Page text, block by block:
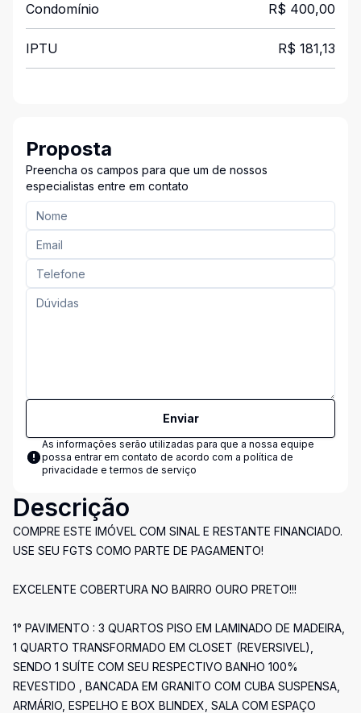
Condomínio R$ 400,00
IPTU R$ 181,13
Proposta
Preencha os campos para que um de nossos
especialistas entre em contato
Enviar
As informações serão utilizadas para que a nossa equipe
possa entrar em contato de acordo com a política de
privacidade e termos de serviço
Descrição
COMPRE ESTE IMÓVEL COM SINAL E RESTANTE FINANCIADO.
USE SEU FGTS COMO PARTE DE PAGAMENTO!
EXCELENTE COBERTURA NO BAIRRO OURO PRETO!!!
1° PAVIMENTO : 3 QUARTOS PISO EM LAMINADO DE MADEIRA,
1 QUARTO TRANSFORMADO EM CLOSET (REVERSIVEL),
SENDO 1 SUÍTE COM SEU RESPECTIVO BANHO 100%
REVESTIDO , BANCADA EM GRANITO COM CUBA SUSPENSA,
ARMÁRIO, ESPELHO E BOX BLINDEX, SALA COM ESPAÇO